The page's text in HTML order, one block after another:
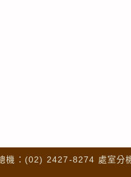
機：(02) 2427-8274 處室分